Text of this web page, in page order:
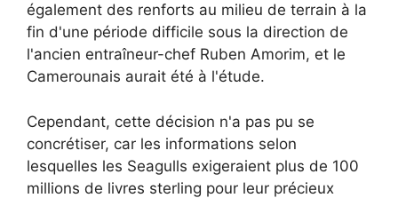
également des renforts au milieu de terrain à la
fin d'une période difficile sous la direction de
l'ancien entraîneur-chef Ruben Amorim, et le
Camerounais aurait été à l'étude.
Cependant, cette décision n'a pas pu se
concrétiser, car les informations selon
lesquelles les Seagulls exigeraient plus de 100
millions de livres sterling pour leur précieux